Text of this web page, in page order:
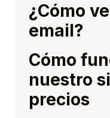
¿Cómo
email?
Cómo
nuestro
precios